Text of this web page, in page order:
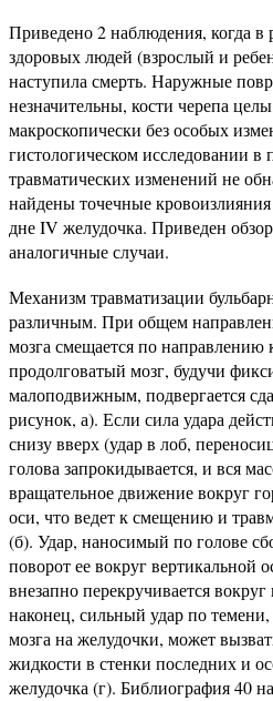
Приведено 2 наблюдения, когда в
здоровых людей (взрослый и
наступила смерть. Наружные
незначительны, кости черепа
макроскопически без особых
гистологическом исследовании в
травматических изменений не
найдены точечные
дне IV желудочка. Приведен
аналогичные случаи.
Механизм травматизации
различным. При общем
мозга смещается по направлению
продолговатый мозг, будучи
малоподвижным, подвергается
рисунок, а). Если сила удара
снизу вверх (удар в лоб,
голова запрокидывается, и вся
вращательное движение вокруг
оси, что ведет к смещению и
(б). Удар, наносимый по голове
поворот ее вокруг вертикальной
внезапно перекручивается
наконец, сильный удар по темени,
мозга на желудочки, может
жидкости в стенки последних и
желудочка (г). Библиография 40